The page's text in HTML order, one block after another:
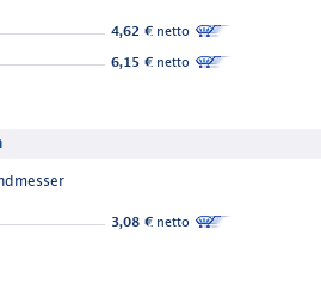
4,62 €netto
6,15 €netto
3,08 €netto